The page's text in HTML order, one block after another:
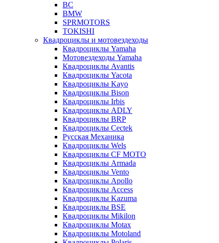
BC
BMW
SPRMOTORS
TOKISHI
Квадроциклы и мотовездеходы
Квадроциклы Yamaha
Мотовездеходы Yamaha
Квадроциклы Avantis
Квадроциклы Yacota
Квадроциклы Kayo
Квадроциклы Bison
Квадроциклы Irbis
Квадроциклы ADLY
Квадроциклы BRP
Квадроциклы Cectek
Русская Механика
Квадроциклы Wels
Квадроциклы CF MOTO
Квадроциклы Armada
Квадроциклы Vento
Квадроциклы Apollo
Квадроциклы Access
Квадроциклы Kazuma
Квадроциклы BSE
Квадроциклы Mikilon
Квадроциклы Motax
Квадроциклы Motoland